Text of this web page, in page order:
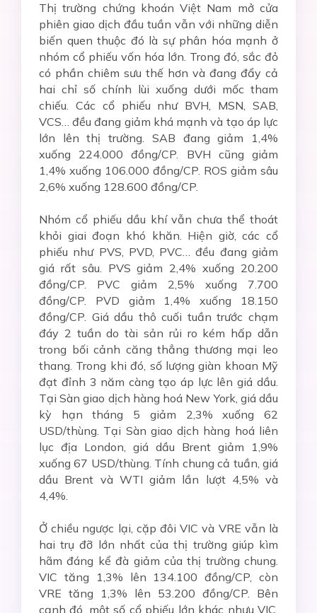
Thị trường chứng khoán Việt Nam mở cửa
phiên giao dịch đầu tuần vẫn với những diễn
biến quen thuộc đó là sự phân hóa mạnh ở
nhóm cổ phiếu vốn hóa lớn. Trong đó, sắc đỏ
có phần chiêm sưu thế hơn và đang đẩy cả
hai chỉ số chính lùi xuống dưới mốc tham
chiếu. Các cổ phiếu như BVH, MSN, SAB,
VCS… đều đang giảm khá mạnh và tạo áp lực
lớn lên thị trường. SAB đang giảm 1,4%
xuống 224.000 đồng/CP. BVH cũng giảm
1,4% xuống 106.000 đồng/CP. ROS giảm sâu
2,6% xuống 128.600 đồng/CP.
Nhóm cổ phiếu dầu khí vẫn chưa thể thoát
khỏi giai đoạn khó khăn. Hiện giờ, các cổ
phiếu như PVS, PVD, PVC… đều đang giảm
giá rất sâu. PVS giảm 2,4% xuống 20.200
đồng/CP. PVC giảm 2,5% xuống 7.700
đồng/CP. PVD giảm 1,4% xuống 18.150
đồng/CP. Giá dầu thô cuối tuần trước chạm
đáy 2 tuần do tài sản rủi ro kém hấp dẫn
trong bối cảnh căng thẳng thương mại leo
thang. Trong khi đó, số lượng giàn khoan Mỹ
đạt đỉnh 3 năm càng tạo áp lực lên giá dầu.
Tại Sàn giao dịch hàng hoá New York, giá dầu
kỳ hạn tháng 5 giảm 2,3% xuống 62
USD/thùng. Tại Sàn giao dịch hàng hoá liên
lục địa London, giá dầu Brent giảm 1,9%
xuống 67 USD/thùng. Tính chung cả tuần, giá
dầu Brent và WTI giảm lần lượt 4,5% và
4,4%.
Ở chiều ngược lại, cặp đôi VIC và VRE vẫn là
hai trụ đỡ lớn nhất của thị trường giúp kìm
hãm đáng kể đà giảm của thị trường chung.
VIC tăng 1,3% lên 134.100 đồng/CP, còn
VRE tăng 1,3% lên 53.200 đồng/CP. Bên
cạnh đó, một số cổ phiếu lớn khác nhưu VJC,